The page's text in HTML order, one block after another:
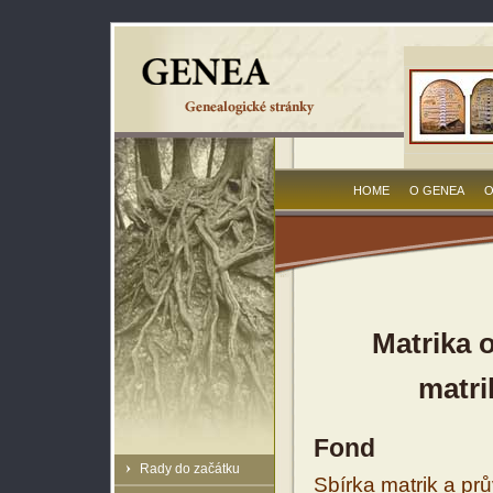
Rady do začátku
HOME O GENEA
Matrika
Fond
Sbírka matrik a